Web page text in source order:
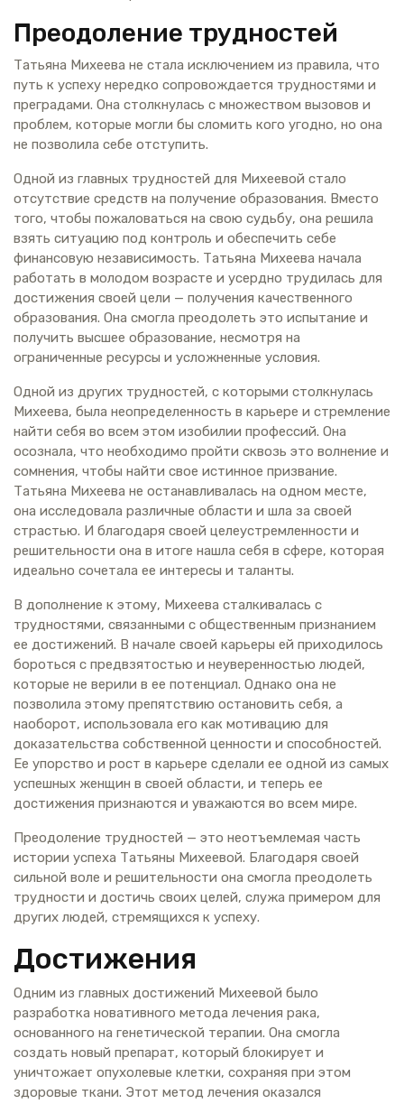
Преодоление трудностей
Татьяна Михеева не стала исключением из правила, что
путь к успеху нередко сопровождается трудностями и
преградами. Она столкнулась с множеством вызовов и
проблем, которые могли бы сломить кого угодно, но она
не позволила себе отступить.
Одной из главных трудностей для Михеевой стало
отсутствие средств на получение образования. Вместо
того, чтобы пожаловаться на свою судьбу, она решила
взять ситуацию под контроль и обеспечить себе
финансовую независимость. Татьяна Михеева начала
работать в молодом возрасте и усердно трудилась для
достижения своей цели — получения качественного
образования. Она смогла преодолеть это испытание и
получить высшее образование, несмотря на
ограниченные ресурсы и усложненные условия.
Одной из других трудностей, с которыми столкнулась
Михеева, была неопределенность в карьере и стремление
найти себя во всем этом изобилии профессий. Она
осознала, что необходимо пройти сквозь это волнение и
сомнения, чтобы найти свое истинное призвание.
Татьяна Михеева не останавливалась на одном месте,
она исследовала различные области и шла за своей
страстью. И благодаря своей целеустремленности и
решительности она в итоге нашла себя в сфере, которая
идеально сочетала ее интересы и таланты.
В дополнение к этому, Михеева сталкивалась с
трудностями, связанными с общественным признанием
ее достижений. В начале своей карьеры ей приходилось
бороться с предвзятостью и неуверенностью людей,
которые не верили в ее потенциал. Однако она не
позволила этому препятствию остановить себя, а
наоборот, использовала его как мотивацию для
доказательства собственной ценности и способностей.
Ее упорство и рост в карьере сделали ее одной из самых
успешных женщин в своей области, и теперь ее
достижения признаются и уважаются во всем мире.
Преодоление трудностей — это неотъемлемая часть
истории успеха Татьяны Михеевой. Благодаря своей
сильной воле и решительности она смогла преодолеть
трудности и достичь своих целей, служа примером для
других людей, стремящихся к успеху.
Достижения
Одним из главных достижений Михеевой было
разработка новативного метода лечения рака,
основанного на генетической терапии. Она смогла
создать новый препарат, который блокирует и
уничтожает опухолевые клетки, сохраняя при этом
здоровые ткани. Этот метод лечения оказался